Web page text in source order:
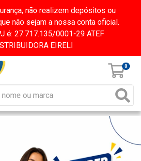
não realizem depósitos ou
não sejam a nossa conta oficial.
é: 27.717.135/0001-29 ATEF
EIRELI
0